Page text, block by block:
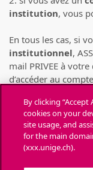
institution, vous
En tous les cas, si
institutionnel,
mail PRIVEE à
d’accéder au
(pour cause de
SWITCH).
Chaque
By clicking
cookies on your
site usage, and
for the main
(xxx.unige.ch).